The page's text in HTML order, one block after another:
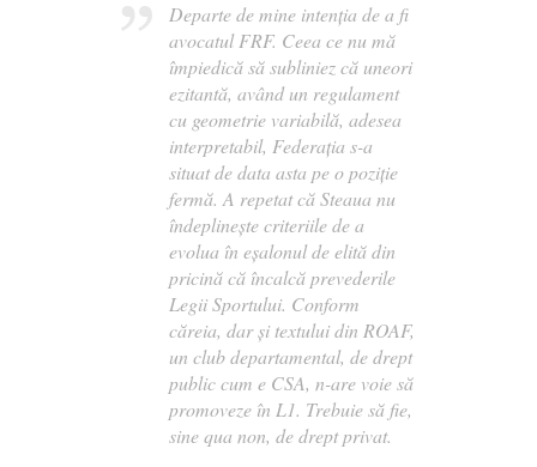
Departe de mine intenția de a fi
avocatul FRF. Ceea ce nu mă
împiedică să subliniez că uneori
ezitantă, având un regulament
cu geometrie variabilă, adesea
interpretabil, Federația s-a
situat de data asta pe o poziție
fermă. A repetat că Steaua nu
îndeplinește criteriile de a
evolua în eșalonul de elită din
pricină că încalcă prevederile
Legii Sportului. Conform
căreia, dar și textului din ROAF,
un club departamental, de drept
public cum e CSA, n-are voie să
promoveze în L1. Trebuie să fie,
sine qua non, de drept privat.